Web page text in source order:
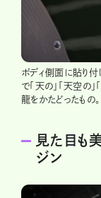
ボディ側面に貼り付
で「天の」「天空の
龍をかたどったもの。
見た目も
ジン